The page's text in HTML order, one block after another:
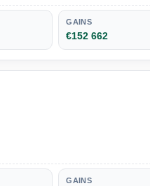
GAINS
€152 662
GAINS